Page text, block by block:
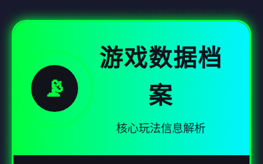
📡
游戏数据档
案
核心玩法信息解析